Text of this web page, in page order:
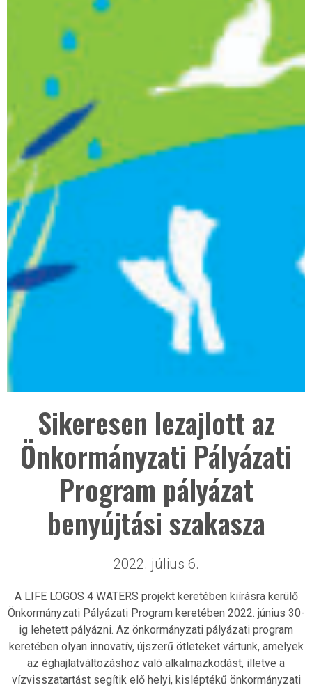
Sikeresen lezajlott az
Önkormányzati Pályázati
Program pályázat
benyújtási szakasza
2022. július 6.
A LIFE LOGOS 4 WATERS projekt keretében kiírásra kerülő
Önkormányzati Pályázati Program keretében 2022. június 30-
ig lehetett pályázni. Az önkormányzati pályázati program
keretében olyan innovatív, újszerű ötleteket vártunk, amelyek
az éghajlatváltozáshoz való alkalmazkodást, illetve a
vízvisszatartást segítik elő helyi, kisléptékű önkormányzati